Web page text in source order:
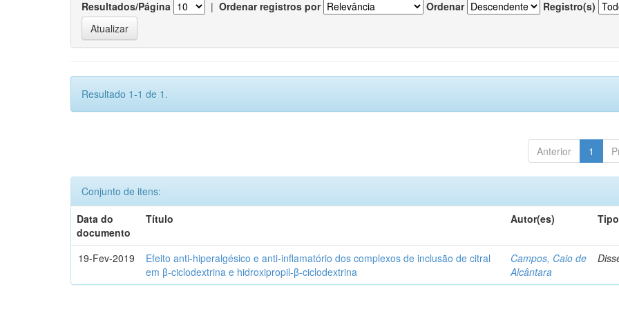
Resultados/Página | Ordenar registros por Ordenar Registro(s)
Resultado 1-1 de 1.
Anterior 1
Conjunto de itens:
Data do
documento
Título Autor(es) Tipo
19-Fev-2019
Efeito anti-hiperalgésico e anti-inflamatório dos complexos de inclusão de citral
em β-ciclodextrina e hidroxipropil-β-ciclodextrina
Campos, Caio de
Alcântara